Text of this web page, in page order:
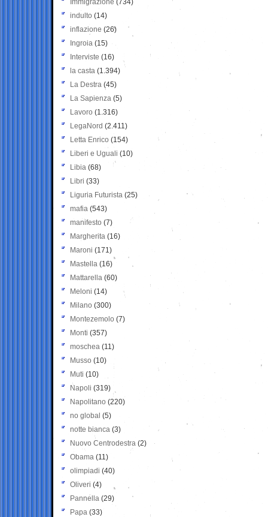
Immigrazione (734)
indulto (14)
inflazione (26)
Ingroia (15)
Interviste (16)
la casta (1.394)
La Destra (45)
La Sapienza (5)
Lavoro (1.316)
LegaNord (2.411)
Letta Enrico (154)
Liberi e Uguali (10)
Libia (68)
Libri (33)
Liguria Futurista (25)
mafia (543)
manifesto (7)
Margherita (16)
Maroni (171)
Mastella (16)
Mattarella (60)
Meloni (14)
Milano (300)
Montezemolo (7)
Monti (357)
moschea (11)
Musso (10)
Muti (10)
Napoli (319)
Napolitano (220)
no global (5)
notte bianca (3)
Nuovo Centrodestra (2)
Obama (11)
olimpiadi (40)
Oliveri (4)
Pannella (29)
Papa (33)